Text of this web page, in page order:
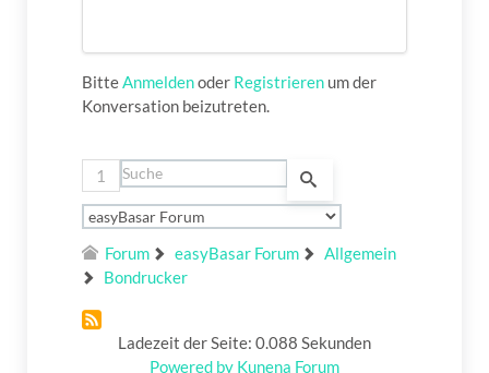
BitteAnmeldenoder Registrieren um der
Konversation beizutreten.
1
Forum easyBasar Forum
Allgemein
Bondrucker
Ladezeit der Seite: 0.088 Sekunden
Powered by Kunena Forum